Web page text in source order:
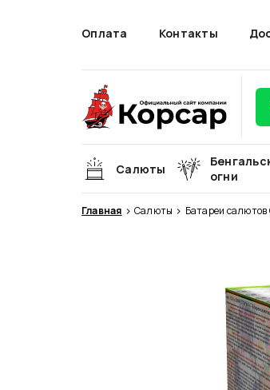
Оплата Контакты
Салюты
огни
Главная Салюты Батареи салютов